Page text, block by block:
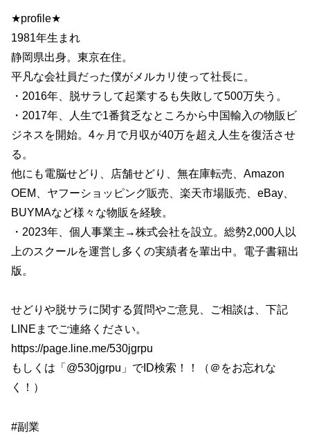
★profile★
1981年生まれ
静岡県出身。東京在住。
平凡な会社員だった僕がメルカリ使って社長に。
・2016年、脱サラして起業するも失敗して500万失う。
・2017年、人生で1番貧乏なところから中国輸入の物販ビ
ジネスを開始。4ヶ月で月収が40万を超え人生を復活させ
る。
他にも電脳せどり、店舗せどり、無在庫転売、Amazon
OEM、ヤフーショッピング販売、楽天市場販売、eBay、
BUYMAなど様々な物販を経験。
・2023年、個人事業主→株式会社を設立。総勢2,000人以
上のスクールを運営し多くの実績者を輩出中。電子書籍出
版。
せどりや脱サラに関する質問やご意見、ご相談は、下記
LINEまでご連絡ください。
https://page.line.me/530jgrpu
もしくは「@530jgrpu」でID検索！！（＠をお忘れな
く！）
#副業